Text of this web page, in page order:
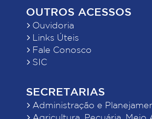
OUTROS ACESSOS
Ouvidoria
Links Úteis
Fale Conosco
SIC
SECRETARIAS
Administração e